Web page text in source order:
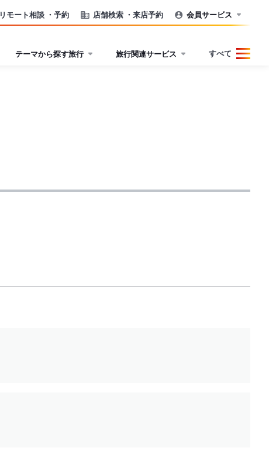
リモート相談 ・予約 店舗検索 ・来店予約 会員サービス
テーマから探す旅行 旅行関連サービス すべて